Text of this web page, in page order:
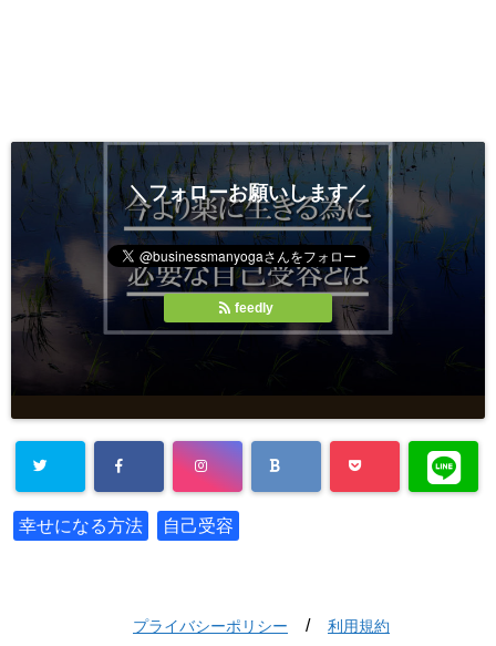
＼フォローお願いします／
feedly
幸せになる方法 自己受容
プライバシーポリシー / 利用規約